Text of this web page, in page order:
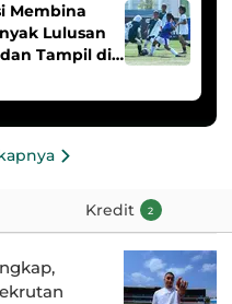
Membina
Lulusan
Tampil di
Kredit 2